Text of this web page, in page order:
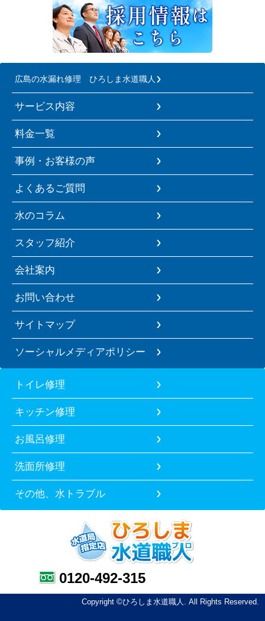
広島の水漏れ修理 ひろしま水道職人
サービス内容
料金一覧
事例・お客様の声
よくあるご質問
水のコラム
スタッフ紹介
会社案内
お問い合わせ
サイトマップ
ソーシャルメディアポリシー
トイレ修理
キッチン修理
お風呂修理
洗面所修理
その他、水トラブル
0120-492-315
Copyright ©ひろしま水道職人. All Rights Reserved.